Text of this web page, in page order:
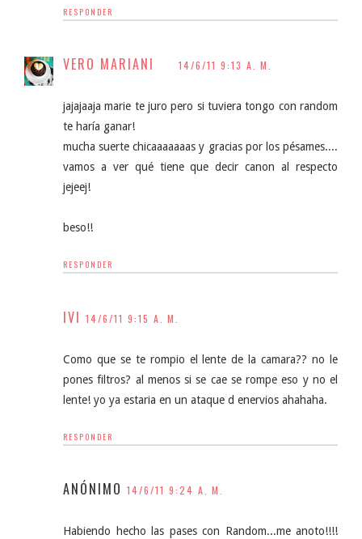
RESPONDER
VERO MARIANI 14/6/11 9:13 A. M.
jajajaaja marie te juro pero si tuviera tongo con random
te haría ganar!
mucha suerte chicaaaaaaas y gracias por los pésames....
vamos a ver qué tiene que decir canon al respecto
jejeej!
beso!!
RESPONDER
IVI 14/6/11 9:15 A. M.
Como que se te rompio el lente de la camara?? no le
pones filtros? al menos si se cae se rompe eso y no el
lente! yo ya estaria en un ataque d enervios ahahaha.
RESPONDER
ANÓNIMO 14/6/11 9:24 A. M.
Habiendo hecho las pases con Random...me anoto!!!!